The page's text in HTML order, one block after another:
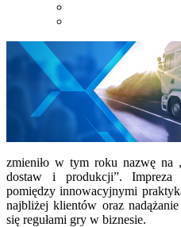
zmieniło w tym roku nazwę na
dostaw i produkcji”. Impreza
pomiędzy innowacyjnymi
najbliżej klientów oraz
się regułami gry w biznesie.